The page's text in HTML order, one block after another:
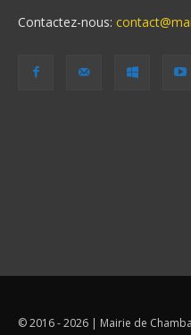
Contactez-nous:
© 2016 - 2026 | Mairie de